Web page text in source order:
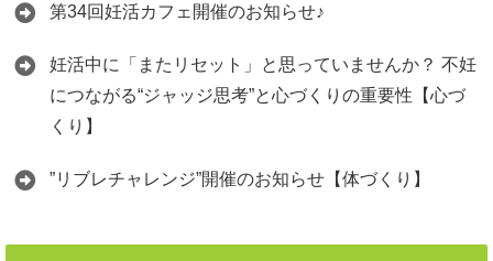
第34回妊活カフェ開催のお知らせ♪
妊活中に「またリセット」と思っていませんか？ 不妊
につながる“ジャッジ思考”と心づくりの重要性【心づ
くり】
”リブレチャレンジ”開催のお知らせ【体づくり】